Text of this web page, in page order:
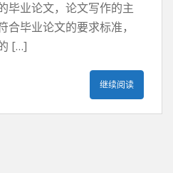
毕业论文，论文写作的主
毕业论文的要求标准，
[…]
继续阅读